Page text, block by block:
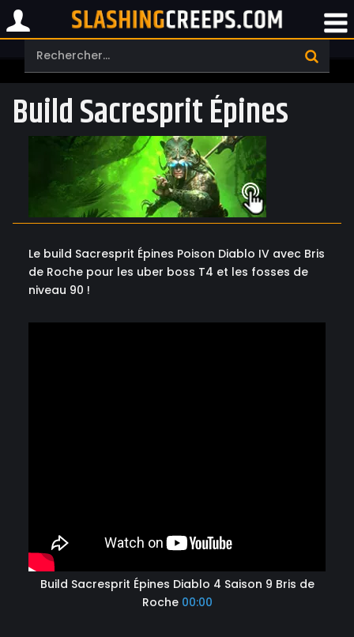
Build Sacresprit Épines
Le build Sacresprit Épines Poison Diablo IV avec Bris
de Roche pour les uber boss T4 et les fosses de
niveau 90 !
Build Sacresprit Épines Diablo 4 Saison 9 Bris de
Roche 00:00